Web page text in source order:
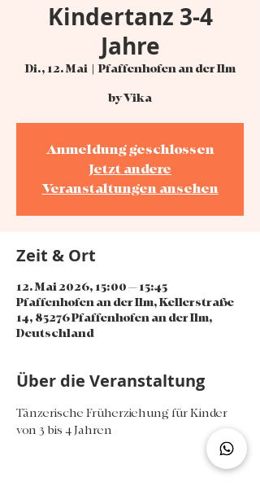
Kindertanz 3-4
Jahre
Di., 12. Mai
  |
Pfaffenhofen an der Ilm
by Vika
Anmeldung geschlossen
Jetzt andere
Veranstaltungen ansehen
Zeit & Ort
12. Mai 2026, 15:00 – 15:45
Pfaffenhofen an der Ilm, Kellerstraße
14, 85276 Pfaffenhofen an der Ilm,
Deutschland
Über die Veranstaltung
Tänzerische Früherziehung für Kinder
von 3 bis 4 Jahren